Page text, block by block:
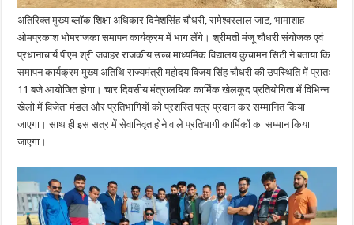
अतिरिक्त मुख्य ब्लॉक शिक्षा अधिकार दिनेशसिंह चौधरी, रामेश्वरलाल जाट, भामाशाह
ओमप्रकाश भोमराजका समापन कार्यक्रम में भाग लेंगे। श्रीमती मंजू चौधरी संयोजक एवं
प्रधानाचार्य पीएम श्री जवाहर राजकीय उच्च माध्यमिक विद्यालय कुचामन सिटी ने बताया कि
समापन कार्यक्रम मुख्य अतिथि राज्यमंत्री महोदय विजय सिंह चौधरी की उपस्थिति में प्रातः
11 बजे आयोजित होगा। चार दिवसीय मंत्रालयिक कार्मिक खेलकूद प्रतियोगिता में विभिन्न
खेलो में विजेता मंडल और प्रतिभागियों को प्रशस्ति पत्र प्रदान कर सम्मानित किया
जाएगा। साथ ही इस सत्र में सेवानिवृत होने वाले प्रतिभागी कार्मिकों का सम्मान किया
जाएगा।